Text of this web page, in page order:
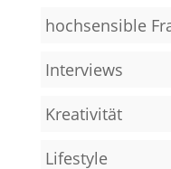
hochsensible
Interviews
Kreativität
Lifestyle